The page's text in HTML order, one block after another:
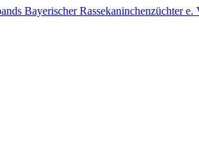
Bayerischer Rassekaninchenzüchter